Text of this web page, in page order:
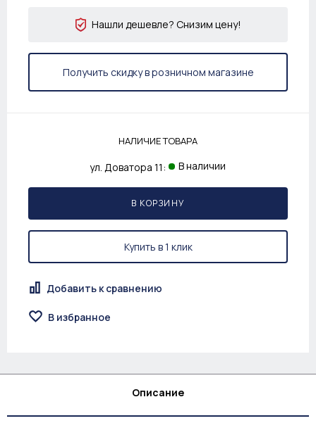
Нашли дешевле? Снизим цену!
Получить скидку в розничном магазине
НАЛИЧИЕ ТОВАРА
ул. Доватора 11: В наличии
В КОРЗИНУ
Купить в 1 клик
Добавить к сравнению
В избранное
Описание